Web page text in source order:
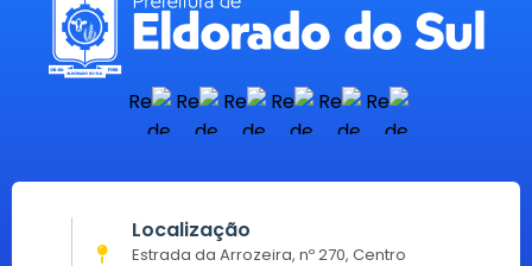
Localização
Estrada da Arrozeira, nº 270, Centro